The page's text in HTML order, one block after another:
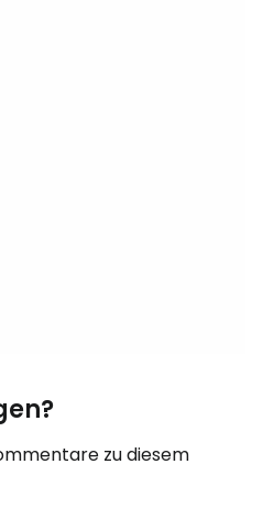
zu diesem